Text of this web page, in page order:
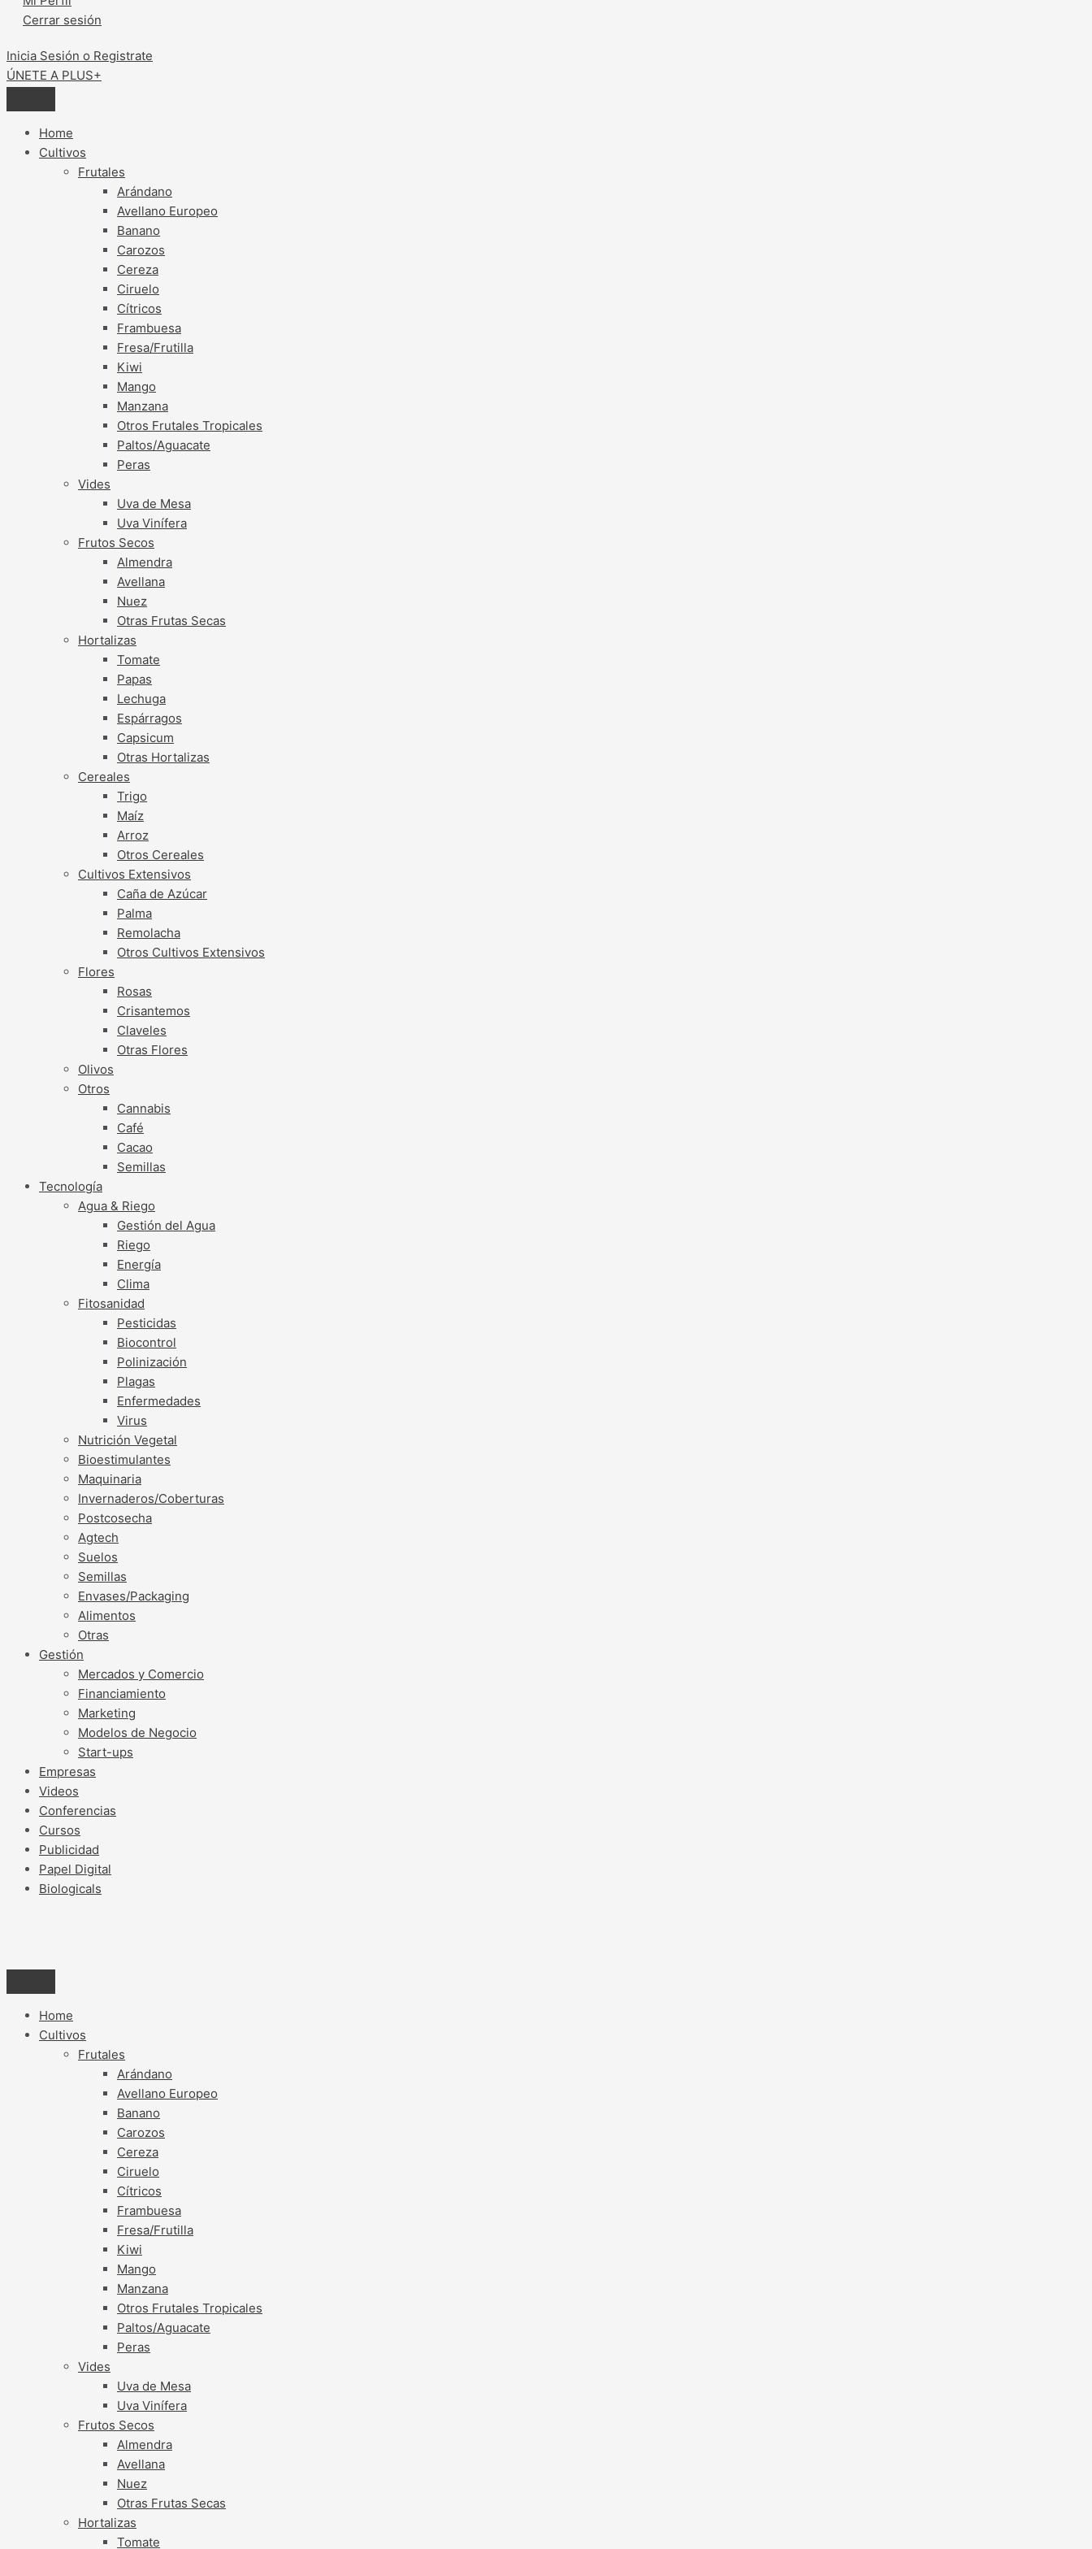
Cerrar sesión
Inicia Sesión o Registrate
ÚNETE A PLUS+
Home
Cultivos
Frutales
Arándano
Avellano Europeo
Banano
Carozos
Cereza
Ciruelo
Cítricos
Frambuesa
Fresa/Frutilla
Kiwi
Mango
Manzana
Otros Frutales Tropicales
Paltos/Aguacate
Peras
Vides
Uva de Mesa
Uva Vinífera
Frutos Secos
Almendra
Avellana
Nuez
Otras Frutas Secas
Hortalizas
Tomate
Papas
Lechuga
Espárragos
Capsicum
Otras Hortalizas
Cereales
Trigo
Maíz
Arroz
Otros Cereales
Cultivos Extensivos
Caña de Azúcar
Palma
Remolacha
Otros Cultivos Extensivos
Flores
Rosas
Crisantemos
Claveles
Otras Flores
Olivos
Otros
Cannabis
Café
Cacao
Semillas
Tecnología
Agua & Riego
Gestión del Agua
Riego
Energía
Clima
Fitosanidad
Pesticidas
Biocontrol
Polinización
Plagas
Enfermedades
Virus
Nutrición Vegetal
Bioestimulantes
Maquinaria
Invernaderos/Coberturas
Postcosecha
Agtech
Suelos
Semillas
Envases/Packaging
Alimentos
Otras
Gestión
Mercados y Comercio
Financiamiento
Marketing
Modelos de Negocio
Start-ups
Empresas
Videos
Conferencias
Cursos
Publicidad
Papel Digital
Biologicals
Home
Cultivos
Frutales
Arándano
Avellano Europeo
Banano
Carozos
Cereza
Ciruelo
Cítricos
Frambuesa
Fresa/Frutilla
Kiwi
Mango
Manzana
Otros Frutales Tropicales
Paltos/Aguacate
Peras
Vides
Uva de Mesa
Uva Vinífera
Frutos Secos
Almendra
Avellana
Nuez
Otras Frutas Secas
Hortalizas
Tomate